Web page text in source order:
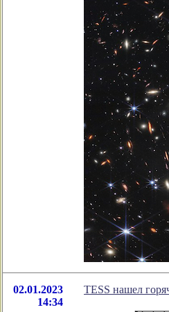
02.01.2023
14:34
TESS нашел